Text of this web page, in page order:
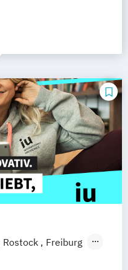
Rostock
Freiburg